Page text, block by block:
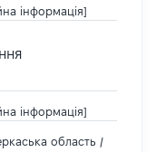
інформація]
інформація]
область /